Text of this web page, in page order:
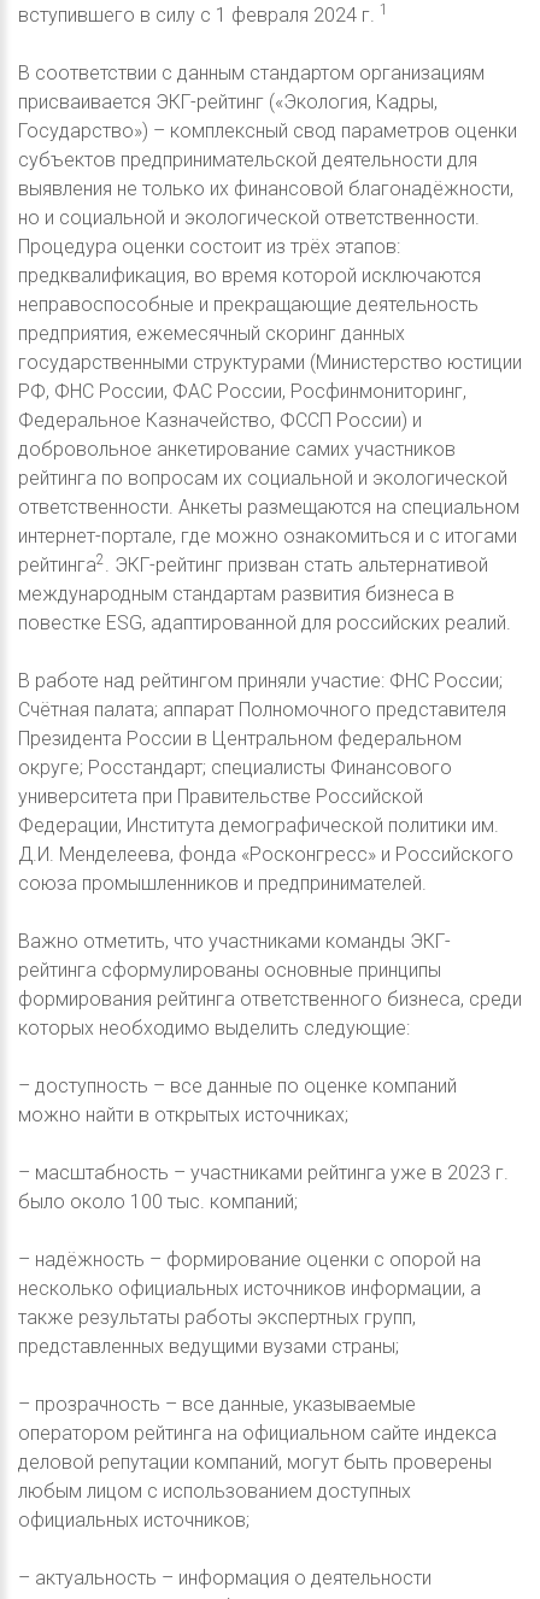
вступившего в силу с 1 февраля 2024 г. 1
В соответствии с данным стандартом организациям
присваивается ЭКГ-рейтинг («Экология, Кадры,
Государство») – комплексный свод параметров оценки
субъектов предпринимательской деятельности для
выявления не только их финансовой благонадёжности,
но и социальной и экологической ответственности.
Процедура оценки состоит из трёх этапов:
предквалификация, во время которой исключаются
неправоспособные и прекращающие деятельность
предприятия, ежемесячный скоринг данных
государственными структурами (Министерство юстиции
РФ, ФНС России, ФАС России, Росфинмониторинг,
Федеральное Казначейство, ФССП России) и
добровольное анкетирование самих участников
рейтинга по вопросам их социальной и экологической
ответственности. Анкеты размещаются на специальном
интернет-портале, где можно ознакомиться и с итогами
рейтинга2. ЭКГ-рейтинг призван стать альтернативой
международным стандартам развития бизнеса в
повестке ESG, адаптированной для российских реалий.
В работе над рейтингом приняли участие: ФНС России;
Счётная палата; аппарат Полномочного представителя
Президента России в Центральном федеральном
округе; Росстандарт; специалисты Финансового
университета при Правительстве Российской
Федерации, Института демографической политики им.
Д.И. Менделеева, фонда «Росконгресс» и Российского
союза промышленников и предпринимателей.
Важно отметить, что участниками команды ЭКГ-
рейтинга сформулированы основные принципы
формирования рейтинга ответственного бизнеса, среди
которых необходимо выделить следующие:
– доступность – все данные по оценке компаний
можно найти в открытых источниках;
– масштабность – участниками рейтинга уже в 2023 г.
было около 100 тыс. компаний;
– надёжность – формирование оценки с опорой на
несколько официальных источников информации, а
также результаты работы экспертных групп,
представленных ведущими вузами страны;
– прозрачность – все данные, указываемые
оператором рейтинга на официальном сайте индекса
деловой репутации компаний, могут быть проверены
любым лицом с использованием доступных
официальных источников;
– актуальность – информация о деятельности